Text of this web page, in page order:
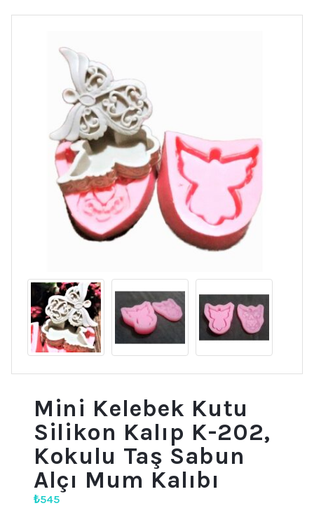
Mini Kelebek Kutu
Silikon Kalıp K-202,
Kokulu Taş Sabun
Alçı Mum Kalıbı
₺545